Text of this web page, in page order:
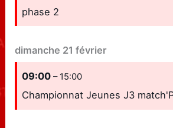
phase 2
dimanche 21 février
09:00– 15:00
Championnat Jeunes J3